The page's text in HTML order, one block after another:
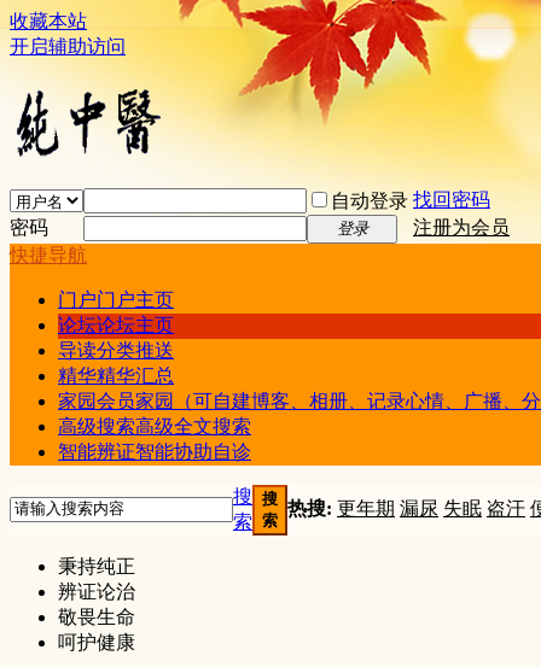
收藏本站
开启辅助访问
自动登录 找回密码
密码
登录
注册为会员
快捷导航
门户门户主页
论坛论坛主页
导读分类推送
精华精华汇总
家园会员家园（可自建博客、相册、记录心情、广播、
高级搜索高级全文搜索
智能辨证智能协助自诊
搜
索
搜
索
热搜: 更年期 漏尿 失眠 盗汗
秉持纯正
辨证论治
敬畏生命
呵护健康